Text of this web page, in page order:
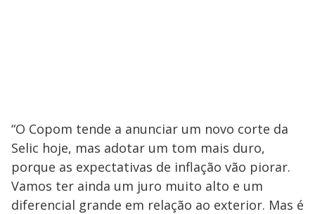
“O Copom tende a anunciar um novo corte da
Selic hoje, mas adotar um tom mais duro,
porque as expectativas de inflação vão piorar.
Vamos ter ainda um juro muito alto e um
diferencial grande em relação ao exterior. Mas é